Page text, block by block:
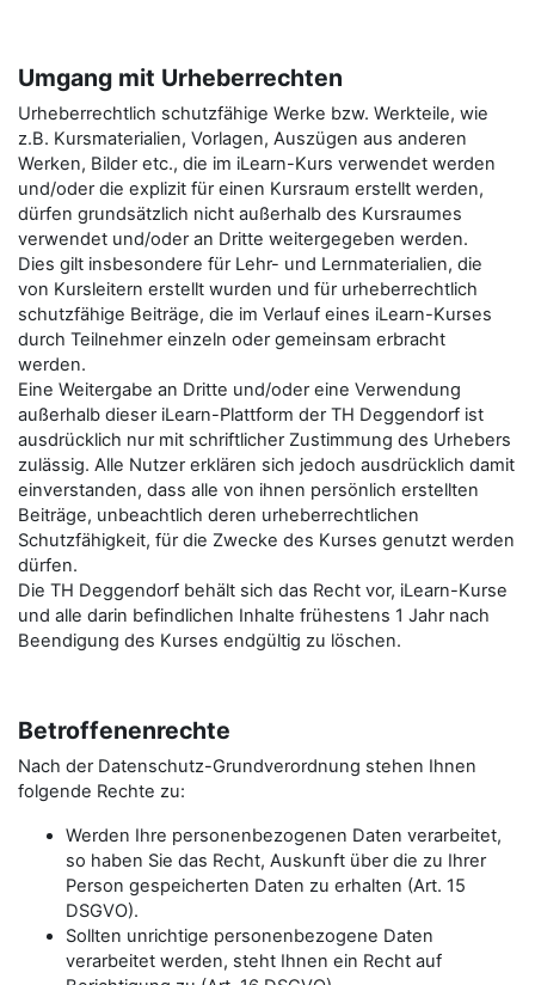
Umgang mit Urheberrechten
Urheberrechtlich schutzfähige Werke bzw. Werkteile, wie
z.B. Kursmaterialien, Vorlagen, Auszügen aus anderen
Werken, Bilder etc., die im iLearn-Kurs verwendet werden
und/oder die explizit für einen Kursraum erstellt werden,
dürfen grundsätzlich nicht außerhalb des Kursraumes
verwendet und/oder an Dritte weitergegeben werden.
Dies gilt insbesondere für Lehr- und Lernmaterialien, die
von Kursleitern erstellt wurden und für urheberrechtlich
schutzfähige Beiträge, die im Verlauf eines iLearn-Kurses
durch Teilnehmer einzeln oder gemeinsam erbracht
werden.
Eine Weitergabe an Dritte und/oder eine Verwendung
außerhalb dieser iLearn-Plattform der TH Deggendorf ist
ausdrücklich nur mit schriftlicher Zustimmung des Urhebers
zulässig. Alle Nutzer erklären sich jedoch ausdrücklich damit
einverstanden, dass alle von ihnen persönlich erstellten
Beiträge, unbeachtlich deren urheberrechtlichen
Schutzfähigkeit, für die Zwecke des Kurses genutzt werden
dürfen.
Die TH Deggendorf behält sich das Recht vor, iLearn-Kurse
und alle darin befindlichen Inhalte frühestens 1 Jahr nach
Beendigung des Kurses endgültig zu löschen.
Betroffenenrechte
Nach der Datenschutz-Grundverordnung stehen Ihnen
folgende Rechte zu:
Werden Ihre personenbezogenen Daten verarbeitet,
so haben Sie das Recht, Auskunft über die zu Ihrer
Person gespeicherten Daten zu erhalten (Art. 15
DSGVO).
Sollten unrichtige personenbezogene Daten
verarbeitet werden, steht Ihnen ein Recht auf